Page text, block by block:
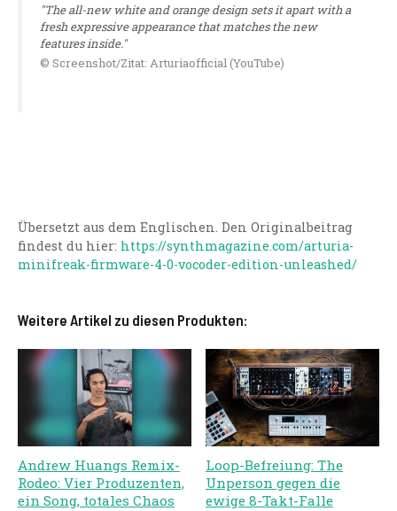
"The all-new white and orange design sets it apart with a
fresh expressive appearance that matches the new
features inside."
© Screenshot/Zitat: Arturiaofficial (YouTube)
Übersetzt aus dem Englischen. Den Originalbeitrag
findest du hier: https://synthmagazine.com/arturia-
minifreak-firmware-4-0-vocoder-edition-unleashed/
Weitere Artikel zu diesen Produkten:
Andrew Huangs Remix-
Rodeo: Vier Produzenten,
ein Song, totales Chaos
Loop-Befreiung: The
Unperson gegen die
ewige 8-Takt-Falle